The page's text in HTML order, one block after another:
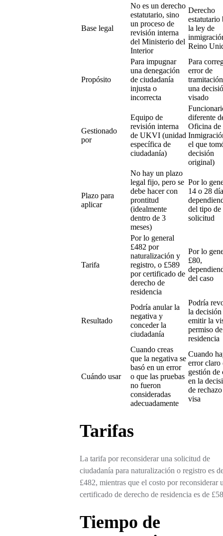
Base legal
No es un derecho
estatutario, sino
un proceso de
revisión interna
del Ministerio del
Interior
Derecho
estatutario
la ley de
Reino
Propósito
Para impugnar
una denegación
de ciudadanía
injusta o
incorrecta
Para
error de
una
visado
Gestionado
por
Equipo de
revisión interna
de UKVI (unidad
específica de
ciudadanía)
diferente
Oficina de
el que
decisión
original)
Plazo para
aplicar
No hay un plazo
legal fijo, pero se
debe hacer con
prontitud
(idealmente
dentro de 3
meses)
Por lo
14 o 28
del tipo de
solicitud
Tarifa
Por lo general
£482 por
naturalización y
registro, o £589
por certificado de
derecho de
residencia
Por lo
£80,
del caso
Resultado
Podría anular la
negativa y
conceder la
ciudadanía
Podría
la
emitir la
permiso de
residencia
Cuándo usar
Cuando creas
que la negativa se
basó en un error
o que las pruebas
no fueron
consideradas
adecuadamente
Cuando
error claro
gestión de
en la
de
visa
Tarifas
La tarifa por reconsiderar una solicitud de
ciudadanía para naturalización o registro es
£482, mientras que el costo por reconsiderar
certificado de derecho de residencia es de
Tiempo de